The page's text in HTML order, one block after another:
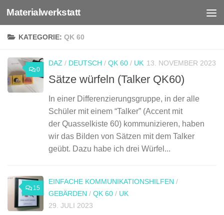
Zum Inhalt springen
Materialwerkstatt
KATEGORIE: QK 60
0
DAZ / DEUTSCH / QK 60 / UK 13. NOVEMBER 2023
Sätze würfeln (Talker QK60)
In einer Differenzierungsgruppe, in der alle
Schüler mit einem “Talker” (Accent mit
der Quasselkiste 60) kommunizieren, haben
wir das Bilden von Sätzen mit dem Talker
geübt. Dazu habe ich drei Würfel...
15
EINFACHE KOMMUNIKATIONSHILFEN /
GEBÄRDEN / QK 60 / UK
29. JULI 2023